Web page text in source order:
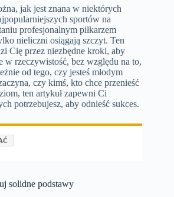
jak jest znana w niektórych
sportów na
profesjonalnym piłkarzem
nieliczni osiągają szczyt. Ten
Cię przez niezbędne kroki, aby
w rzeczywistość, bez względu na to,
od tego, czy jesteś młodym
czy kimś, kto chce przenieść
ten artykuł zapewni Ci
potrzebujesz, aby odnieść sukces.
solidne podstawy